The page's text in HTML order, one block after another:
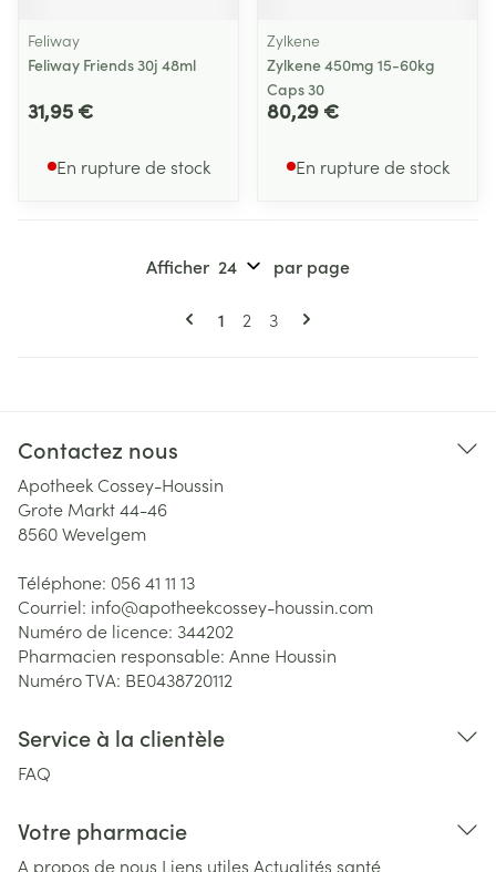
Feliway
Feliway Friends 30j 48ml
31,95 €
En rupture de stock
Zylkene
Zylkene 450mg 15-60kg
Caps 30
80,29 €
En rupture de stock
Pages
Vous lisez actuellement la page
1 Page
2 Page
3
Afficher par page
Contactez nous
Apotheek Cossey-Houssin
Grote Markt 44-46
8560Wevelgem
Téléphone: 056 41 11 13
Courriel: info@apotheekcossey-houssin.com
Numéro de licence: 344202
Pharmacien responsable: Anne Houssin
Numéro TVA: BE0438720112
Service à la clientèle
FAQ
Votre pharmacie
A propos de nous Liens utiles Actualités santé